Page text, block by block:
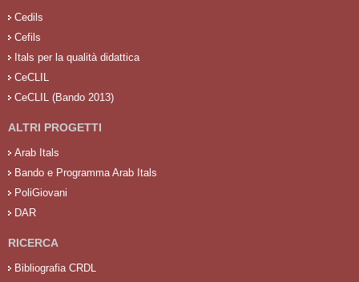
Cedils
Cefils
Itals per la qualità didattica
CeCLIL
CeCLIL (Bando 2013)
ALTRI PROGETTI
Arab Itals
Bando e Programma Arab Itals
PoliGiovani
DAR
RICERCA
Bibliografia CRDL